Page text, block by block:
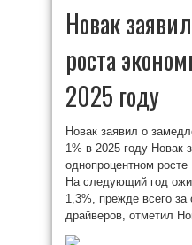
Новак
роста
2025 году
Новак заявил о
1% в 2025 году Новак
однопроцентном
На следующий год
1,3%, прежде всего за
драйверов, отметил